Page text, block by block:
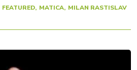
FEATURED MATICA MILAN RASTISLAV